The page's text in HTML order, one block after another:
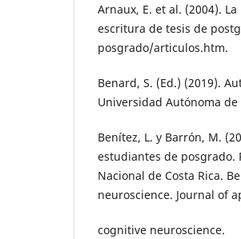
Arnaux, E. et al. (2004).
escritura de tesis de
posgrado/articulos.htm.
Benard, S. (Ed.) (2019).
Universidad Autónoma de
Benítez, L. y Barrón, M.
estudiantes de posgrado.
Nacional de Costa Rica.
neuroscience. Journal of
cognitive neuroscience.